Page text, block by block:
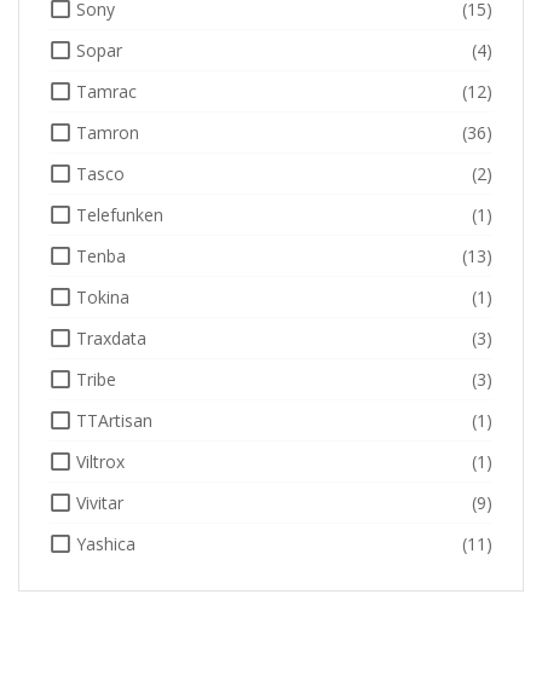
Sony
(15)
Sopar
(4)
Tamrac
(12)
Tamron
(36)
Tasco
(2)
Telefunken
(1)
Tenba
(13)
Tokina
(1)
Traxdata
(3)
Tribe
(3)
TTArtisan
(1)
Viltrox
(1)
Vivitar
(9)
Yashica
(11)